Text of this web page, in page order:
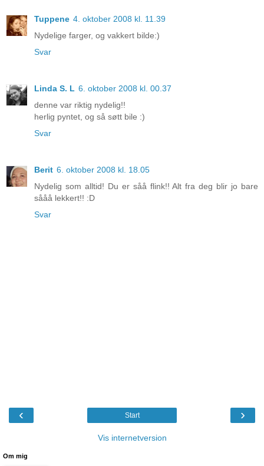
Tuppene 4. oktober 2008 kl. 11.39
Nydelige farger, og vakkert bilde:)
Svar
Linda S. L 6. oktober 2008 kl. 00.37
denne var riktig nydelig!!
herlig pyntet, og så søtt bile :)
Svar
Berit 6. oktober 2008 kl. 18.05
Nydelig som alltid! Du er såå flink!! Alt fra deg blir jo bare
sååå lekkert!! :D
Svar
‹ ›
Start
Vis internetversion
Om mig